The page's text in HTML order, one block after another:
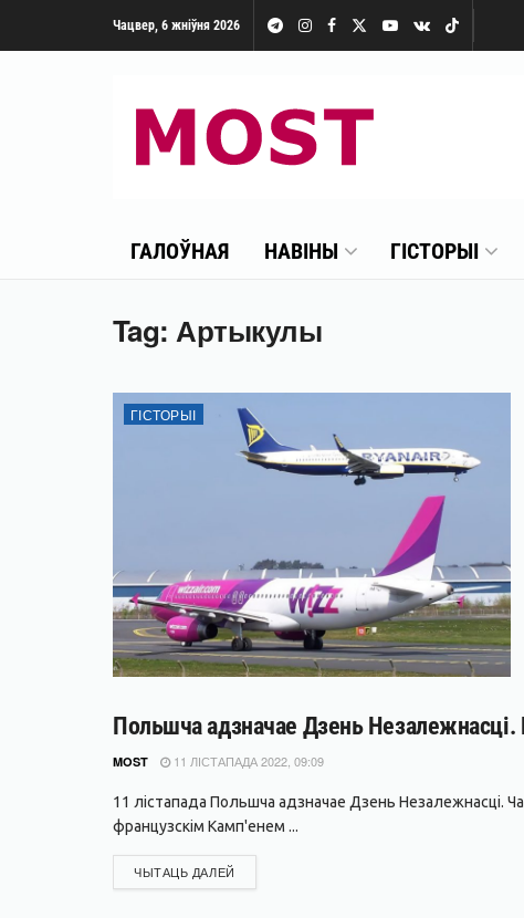
Чацвер, 6 жніўня 2026
ГАЛОЎНАЯ НАВІНЫ ГІСТОРЫІ
Tag:Артыкулы
ГІСТОРЫІ
ГІСТОРЫІ
Польшча адзначае Дзень Незалежнасці.
MOST 11 ЛІСТАПАДА 2022, 09:09
11 лістапада Польшча адзначае Дзень Незалежнасці.
французскім Камп'енем ...
ЧЫТАЦЬ ДАЛЕЙ